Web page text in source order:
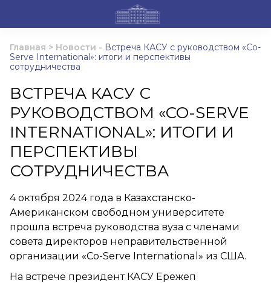
Главная > Новости - Встреча КАСУ с руководством «Co-
Serve International»: итоги и перспективы
сотрудничества
ВСТРЕЧА КАСУ С
РУКОВОДСТВОМ «CO-SERVE
INTERNATIONAL»: ИТОГИ И
ПЕРСПЕКТИВЫ
СОТРУДНИЧЕСТВА
4 октября 2024 года в Казахстанско-
Американском свободном университете
прошла встреча руководства вуза с членами
совета директоров неправительственной
организации «Co-Serve International» из США.
На встрече президент КАСУ Ережеп